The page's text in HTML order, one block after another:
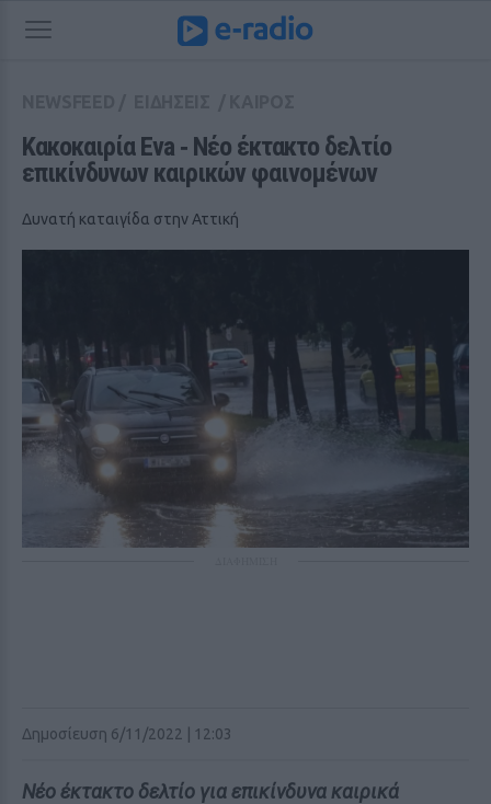
Κακοκαιρία Eva ‑ Νέο έκτακτο δελτίο
επικίνδυνων καιρικών φαινομένων
Δυνατή καταιγίδα στην Αττική
Δημοσίευση 6/11/2022 | 12:03
Νέο έκτακτο δελτίο για επικίνδυνα καιρικά